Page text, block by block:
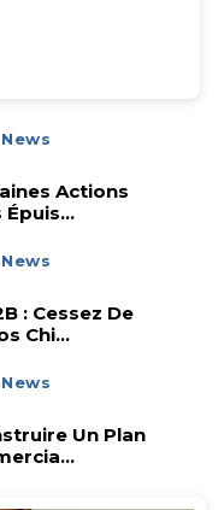
Actions
: Cessez De
Chi...
Un Plan